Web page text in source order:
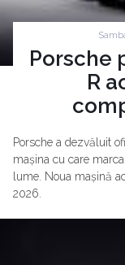
Porsche
R
Porsche a dezvăluit
mașina cu care
lume. Noua mașină
2026.